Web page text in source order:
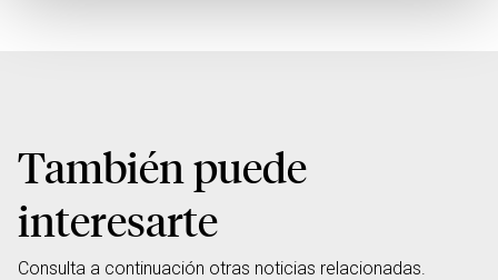
También puede
interesarte
Consulta a continuación otras noticias relacionadas.